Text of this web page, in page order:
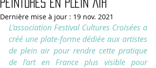
PEINTURES EN PLEIN AIR
Dernière mise à jour : 19 nov. 2021
L’association Festival Cultures Croisées a
créé une plate-forme dédiée aux artistes
de plein air pour rendre cette pratique
de l’art en France plus visible pour